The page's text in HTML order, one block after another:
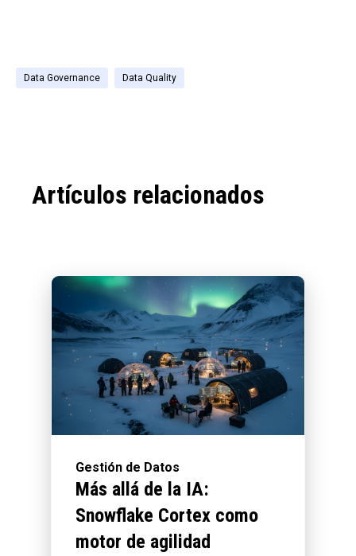
Data Governance Data Quality
Artículos relacionados
Gestión de Datos
Más allá de la IA:
Snowflake Cortex como
motor de agilidad